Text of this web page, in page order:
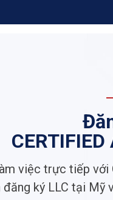
việc trực tiếp với
đăng ký LLC tại Mỹ